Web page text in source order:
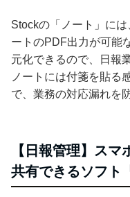
Stockの「ノート」に
ートのPDF出力が可能
元化できるので、日報
ノートには付箋を貼る
で、業務の対応漏れを
【日報管理】スマ
共有できるソフト